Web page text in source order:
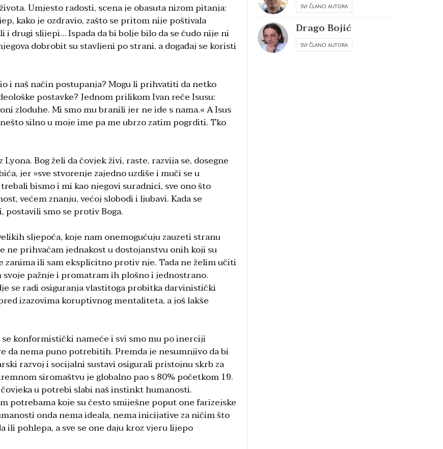
Umjesto radosti, scena je obasuta nizom pitanja:
kako je ozdravio, zašto se pritom nije poštivala
i drugi slijepi… Ispada da bi bolje bilo da se čudo nije ni
dobrobit su stavljeni po strani, a događaj se koristi
i naš način postupanja? Mogu li prihvatiti da netko
postavke? Jednom prilikom Ivan reče Isusu:
zloduhe. Mi smo mu branili jer ne ide s nama.« A Isus
silno u moje ime pa me ubrzo zatim pogrditi. Tko
Bog želi da čovjek živi, raste, razvija se, dosegne
jer »sve stvorenje zajedno uzdiše i muči se u
bismo i mi kao njegovi suradnici, sve ono što
većem znanju, većoj slobodi i ljubavi. Kada se
smo se protiv Boga.
sljepoća, koje nam onemogućuju zauzeti stranu
prihvaćam jednakost u dostojanstvu onih koji su
zanima ili sam eksplicitno protiv nje. Tada ne želim učiti
pažnje i promatram ih plošno i jednostrano.
se radi osiguranja vlastitoga probitka darvinistički
izazovima koruptivnog mentaliteta, a još lakše
konformistički nameće i svi smo mu po inerciji
da nema puno potrebitih. Premda je nesumnjivo da bi
razvoj i socijalni sustavi osigurali pristojnu skrb za
siromaštvu je globalno pao s 80% početkom 19.
u potrebi slabi naš instinkt humanosti.
potrebama koje su često smiješne poput one farizejske
onda nema ideala, nema inicijative za ničim što
pohlepa, a sve se one daju kroz vjeru lijepo
SVI ČLANCI AUTORA
Drago Bojić
SVI ČLANCI AUTORA